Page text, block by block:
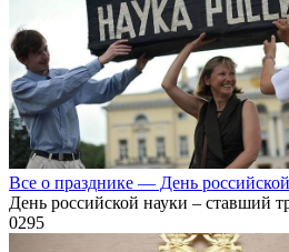
Все о празднике — День
День российской науки – ставший
0295